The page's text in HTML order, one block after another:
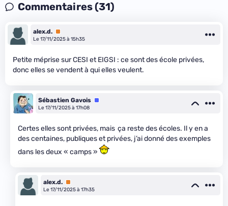
Commentaires (31)
alex.d. Premium
Le 17/11/2025 à 15h35
Petite méprise sur CESI et EIGSI : ce sont des école privées,
donc elles se vendent à qui elles veulent.
Sébastien Gavois Équipe
Le 17/11/2025 à 17h08
Certes elles sont privées, mais ça reste des écoles. Il y en a
des centaines, publiques et privées, j’ai donné des exemples
dans les deux « camps »
alex.d. Premium
Le 17/11/2025 à 17h35